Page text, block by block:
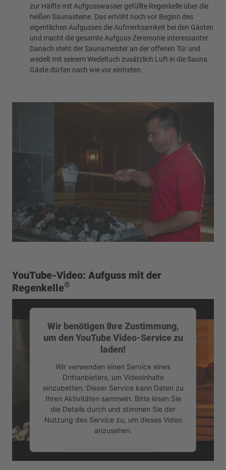
zur Hälfte mit Aufgusswasser gefüllte Regenkelle über die
heißen Saunasteine. Das erhöht noch vor Beginn des
eigentlichen Aufgusses die Aufmerksamkeit bei den Gästen
und macht die gesamte Aufguss-Zeremonie interessanter.
Danach steht der Saunameister an der offenen Tür und
wedelt mit seinem Wedeltuch zusätzlich Luft in die Sauna.
Gäste dürfen nach wie vor eintreten.
YouTube-Video: Aufguss mit der
Regenkelle®
Wir benötigen Ihre Zustimmung,
um den YouTube Video-Service zu
laden!
Wir verwenden einen Service eines
Drittanbieters, um Videoinhalte
einzubetten. Dieser Service kann Daten zu
Ihren Aktivitäten sammeln. Bitte lesen Sie
die Details durch und stimmen Sie der
Nutzung des Service zu, um dieses Video
anzusehen.